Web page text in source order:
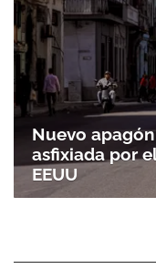
Nuevo
asfixiada por
EEUU